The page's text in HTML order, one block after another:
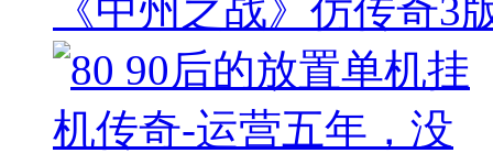
《中州之战》仿传奇3